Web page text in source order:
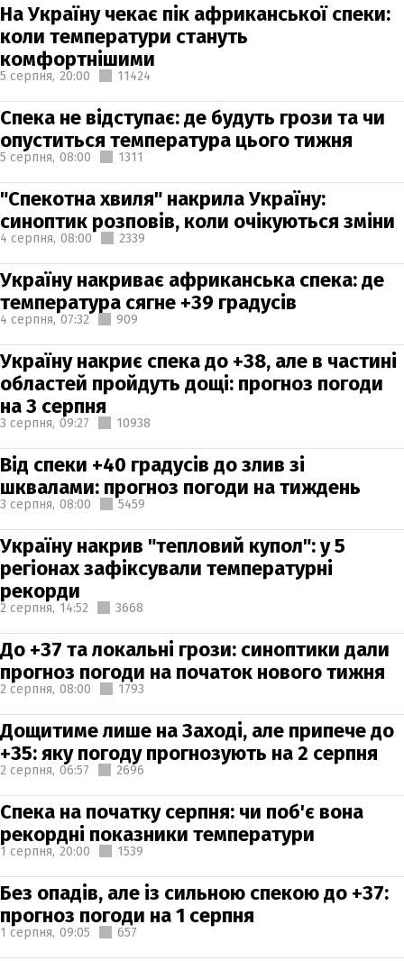
На Україну чекає пік африканської спеки:
коли температури стануть
комфортнішими
5 серпня, 20:00 11424
Спека не відступає: де будуть грози та чи
опуститься температура цього тижня
5 серпня, 08:00 1311
"Спекотна хвиля" накрила Україну:
синоптик розповів, коли очікуються зміни
4 серпня, 08:00 2339
Україну накриває африканська спека: де
температура сягне +39 градусів
4 серпня, 07:32 909
Україну накриє спека до +38, але в частині
областей пройдуть дощі: прогноз погоди
на 3 серпня
3 серпня, 09:27 10938
Від спеки +40 градусів до злив зі
шквалами: прогноз погоди на тиждень
3 серпня, 08:00 5459
Україну накрив "тепловий купол": у 5
регіонах зафіксували температурні
рекорди
2 серпня, 14:52 3668
До +37 та локальні грози: синоптики дали
прогноз погоди на початок нового тижня
2 серпня, 08:00 1793
Дощитиме лише на Заході, але припече до
+35: яку погоду прогнозують на 2 серпня
2 серпня, 06:57 2696
Спека на початку серпня: чи поб'є вона
рекордні показники температури
1 серпня, 20:00 1539
Без опадів, але із сильною спекою до +37:
прогноз погоди на 1 серпня
1 серпня, 09:05 657